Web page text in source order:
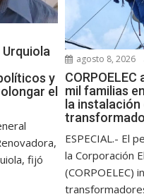
y
el
fijó
agosto 8, 2026
mil familias
la instalación
ESPECIAL.- El
la Corporación
(CORPOELEC)